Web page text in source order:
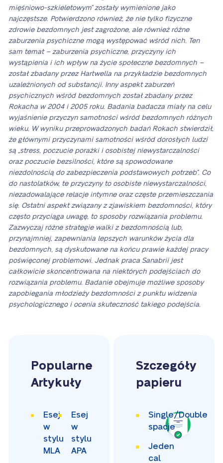
mięśniowo-szkieletowym” zostały wymienione jako
najczęstsze. Potwierdzono również, że nie tylko fizyczne
zdrowie bezdomnych jest zagrożone, ale również różne
zaburzenia psychiczne mogą występować wśród nich. Ten
sam temat – zaburzenia psychiczne, przyczyny ich
wystąpienia i ich wpływ na życie społeczne bezdomnych –
został zbadany przez Hartwella na przykładzie bezdomnych
uzależnionych od substancji. Inny aspekt zaburzeń
psychicznych wśród bezdomnych został zbadany przez
Rokacha w 2004 i 2005 roku. Badania badacza miały na celu
wyjaśnienie przyczyn samotności wśród bezdomnych różnych
wieku. W wyniku przeprowadzonych badań Rokach stwierdził,
że głównymi przyczynami samotności wśród dorosłych ludzi
są „stress, poczucie porażki i osobistej niewystarczalności
oraz poczucie bezsilności, które są spowodowane
niezdolnością do zabezpieczenia podstawowych potrzeb”. Co
do nastolatków, te przyczyny to osobiste niewystarczalności,
niezadowalające relacje intymne oraz częste przemieszczania
się. Ostatni aspekt związany z zjawiskiem bezdomności, który
często przyciąga uwagę, to sposoby rozwiązania problemu.
Zazwyczaj różne strategie walki z bezdomnością lub,
przynajmniej, zapewniania lepszych warunków życia dla
bezdomnych, są dyskutowane na końcu prawie każdej pracy
poświęconej problemowi. Jednak praca Sanabrii jest
całkowicie skoncentrowana na niektórych podejściach do
rozwiązania problemu. Badanie obejmuje możliwe sposoby
zapobiegania młodzieży bezdomności z punktu widzenia
psychologicznego i ocenia skuteczność takiego podejścia.
Popularne
Artykuły
Esej
w
stylu
MLA
Esej
w
stylu
APA
Szczegóły
papieru
Single/Double
spacje
Jeden
cal